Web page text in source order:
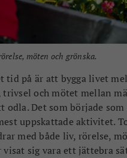
möten och grönska.
tid på är att bygga livet
trivsel och mötet mellan
odla. Det som började
uppskattade aktivitet.
med både liv, rörelse,
sig vara ett jättebra